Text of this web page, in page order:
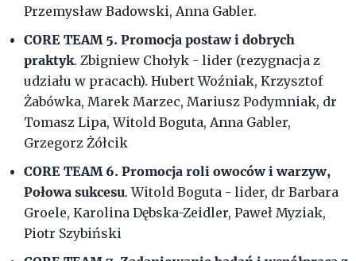
Przemysław Badowski, Anna Gabler.
CORE TEAM 5. Promocja postaw i dobrych
praktyk. Zbigniew Chołyk - lider (rezygnacja z
udziału w pracach). Hubert Woźniak, Krzysztof
Żabówka, Marek Marzec, Mariusz Podymniak, dr
Tomasz Lipa, Witold Boguta, Anna Gabler,
Grzegorz Żółcik
CORE TEAM 6. Promocja roli owoców i warzyw,
Połowa sukcesu. Witold Boguta - lider, dr Barbara
Groele, Karolina Dębska-Zeidler, Paweł Myziak,
Piotr Szybiński